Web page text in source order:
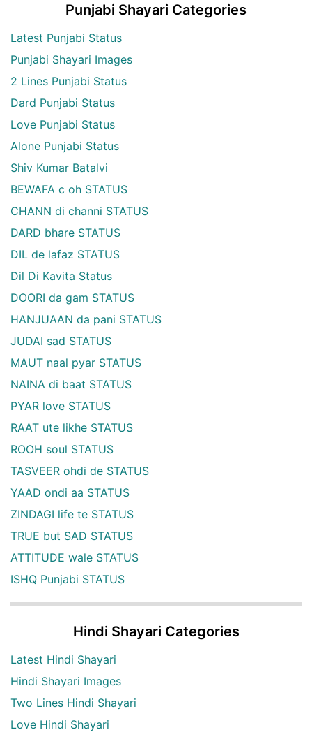
Punjabi Shayari Categories
Latest Punjabi Status
Punjabi Shayari Images
2 Lines Punjabi Status
Dard Punjabi Status
Love Punjabi Status
Alone Punjabi Status
Shiv Kumar Batalvi
BEWAFA c oh STATUS
CHANN di channi STATUS
DARD bhare STATUS
DIL de lafaz STATUS
Dil Di Kavita Status
DOORI da gam STATUS
HANJUAAN da pani STATUS
JUDAI sad STATUS
MAUT naal pyar STATUS
NAINA di baat STATUS
PYAR love STATUS
RAAT ute likhe STATUS
ROOH soul STATUS
TASVEER ohdi de STATUS
YAAD ondi aa STATUS
ZINDAGI life te STATUS
TRUE but SAD STATUS
ATTITUDE wale STATUS
ISHQ Punjabi STATUS
Hindi Shayari Categories
Latest Hindi Shayari
Hindi Shayari Images
Two Lines Hindi Shayari
Love Hindi Shayari